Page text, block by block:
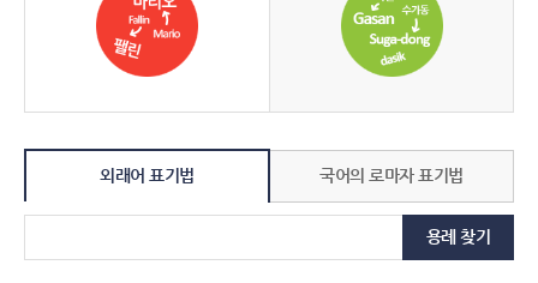
외래어 표기법 국어의 로마자 표기법
용례 찾기